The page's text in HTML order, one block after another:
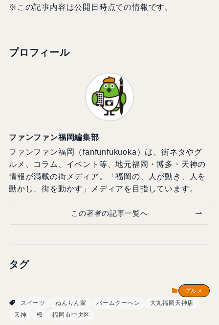
※この記事内容は公開日時点での情報です。
プロフィール
ファンファン福岡編集部
ファンファン福岡（fanfunfukuoka）は、街ネタやグ
ルメ、コラム、イベント等、地元福岡・博多・天神の
情報が満載の街メディア。「福岡の、人が動き、人を
動かし、街を動かす」メディアを目指しています。
この著者の記事一覧へ
タグ
グルメ
スイーツ
ねんりん家 バームクーヘン
大丸福岡天神店
天神
桜 福岡市中央区